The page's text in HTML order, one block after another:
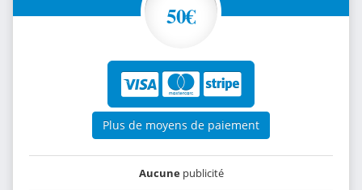
50€
Plus de moyens de paiement
Aucunepublicité